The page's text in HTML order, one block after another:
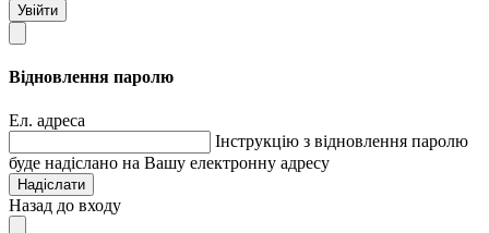
Увійти
Відновлення паролю
Ел. адреса
Інструкцію з відновлення паролю
буде надіслано на Вашу електронну адресу
Надіслати
Назад до входу